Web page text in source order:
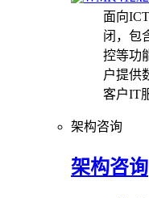
面向
闭，包
控等功
户提供
客户IT
架构咨询
架构咨询